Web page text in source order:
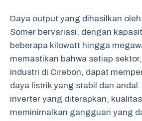
Daya output yang dihasilkan
Somer bervariasi, dengan
beberapa kilowatt hingga
memastikan bahwa setiap
industri di Cirebon, dapat
daya listrik yang stabil dan
inverter yang diterapkan,
meminimalkan gangguan yang